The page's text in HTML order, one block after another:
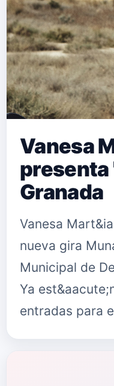
comienza a
y ahora en
Universal
Vanesa
presenta
Granada
Vanesa
nueva gira
Municipal de
Ya
entradas para